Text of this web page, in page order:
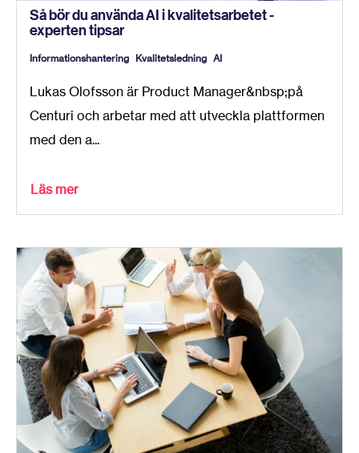
Så bör du använda AI i kvalitetsarbetet -
experten tipsar
Informationshantering Kvalitetsledning AI
Lukas Olofsson är Product Manager&nbsp;på
Centuri och arbetar med att utveckla plattformen
med den a...
Läs mer